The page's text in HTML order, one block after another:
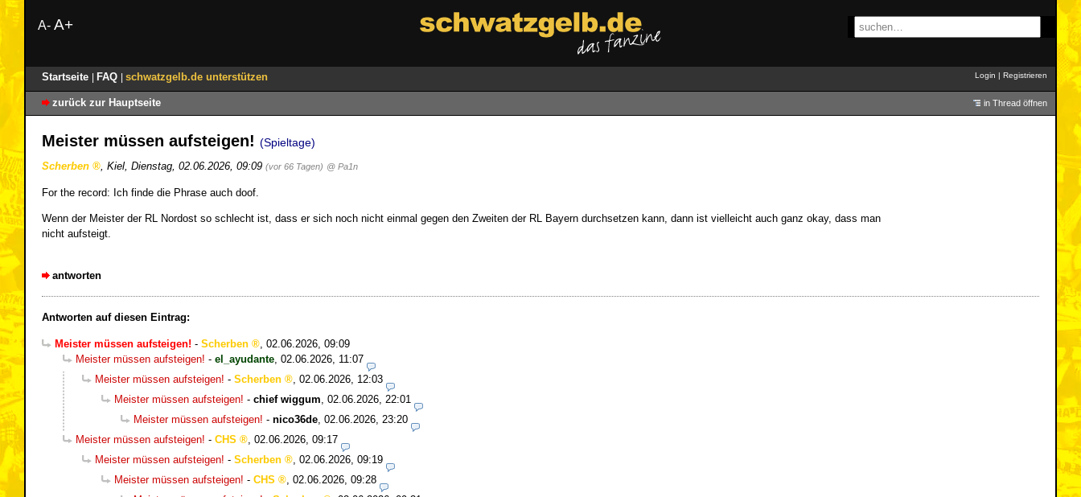
A- A+
Startseite FAQ schwatzgelb.de unterstützen Login | Registrieren
zurück zur Hauptseite in Thread öffnen
Meister müssen aufsteigen! (Spieltage)
Scherben Kiel Dienstag, 02.06.2026, 09:09 (vor 66 Tagen) @ Pa1n
For the record: Ich finde die Phrase auch doof.
Wenn der Meister der RL Nordost so schlecht ist, dass er sich noch nicht einmal gegen den Zweiten der RL Bayern durchsetzen kann, dann ist vielleicht auch ganz okay, dass man
nicht aufsteigt.
antworten
Antworten auf diesen Eintrag:
Meister müssen aufsteigen! - Scherben , 02.06.2026, 09:09
Meister müssen aufsteigen! - el_ayudante, 02.06.2026, 11:07
Meister müssen aufsteigen! - Scherben , 02.06.2026, 12:03
Meister müssen aufsteigen! - chief wiggum, 02.06.2026, 22:01
Meister müssen aufsteigen! - nico36de, 02.06.2026, 23:20
Meister müssen aufsteigen! - CHS , 02.06.2026, 09:17
Meister müssen aufsteigen! - Scherben , 02.06.2026, 09:19
Meister müssen aufsteigen! - CHS , 02.06.2026, 09:28